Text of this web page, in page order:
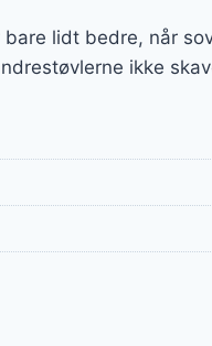
bare lidt bedre, når
ikke